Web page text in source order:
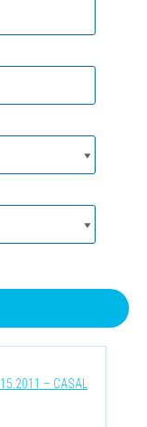
– CASAL